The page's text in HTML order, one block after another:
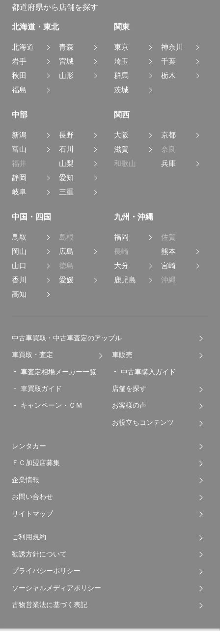
都道府県から店舗を探す
北海道・東北
北海道
青森
岩手
宮城
秋田
山形
福島
関東
東京
神奈川
埼玉
千葉
群馬
栃木
茨城
中部
新潟
長野
富山
石川
福井
山梨
静岡
愛知
岐阜
三重
関西
大阪
京都
滋賀
奈良
和歌山
兵庫
中国・四国
鳥取
島根
岡山
広島
山口
徳島
香川
愛媛
高知
九州・沖縄
福岡
佐賀
長崎
熊本
大分
宮崎
鹿児島
沖縄
中古車買取・中古車査定のアップル
車買取・査定
車査定相場メーカー一覧
車買取ガイド
キャンペーン・ＣＭ
車販売
中古車購入ガイド
店舗を探す
お客様の声
お役立ちコンテンツ
レンタカー
ＦＣ加盟店募集
企業情報
お問い合わせ
サイトマップ
ご利用規約
勧誘方針について
プライバシーポリシー
ソーシャルメディアポリシー
古物営業法に基づく表記